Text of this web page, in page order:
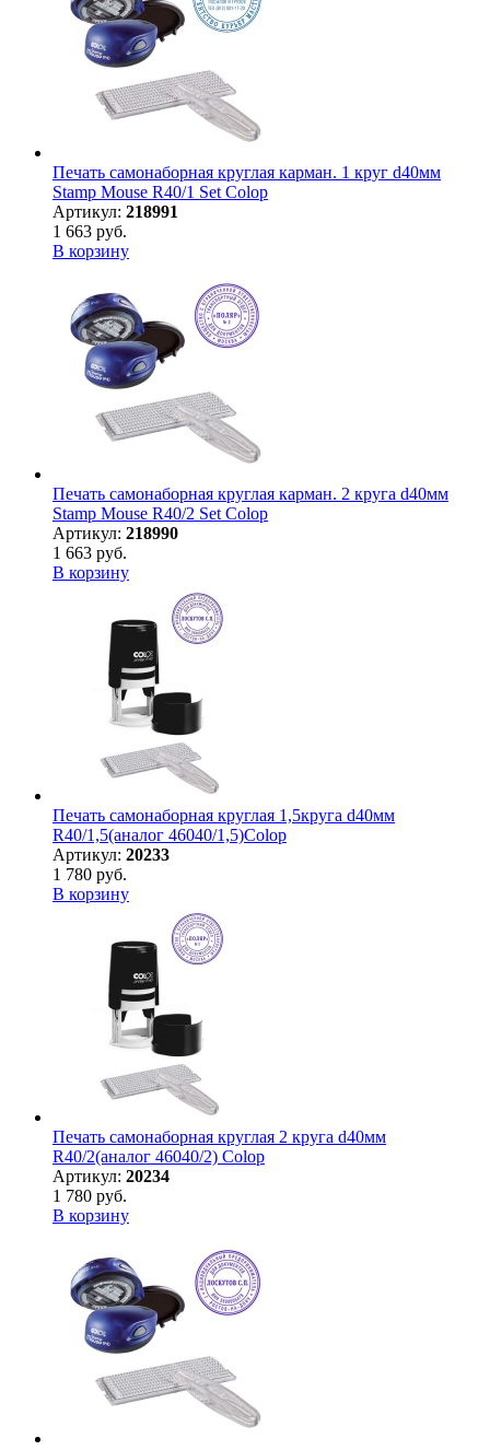
Печать самонаборная круглая карман. 1 круг d40мм
Stamp Mouse R40/1 Set Colop
Артикул: 218991
1 663 руб.
В корзину
Печать самонаборная круглая карман. 2 круга d40мм
Stamp Mouse R40/2 Set Colop
Артикул: 218990
1 663 руб.
В корзину
Печать самонаборная круглая 1,5круга d40мм
R40/1,5(аналог 46040/1,5)Colop
Артикул: 20233
1 780 руб.
В корзину
Печать самонаборная круглая 2 круга d40мм
R40/2(аналог 46040/2) Colop
Артикул: 20234
1 780 руб.
В корзину